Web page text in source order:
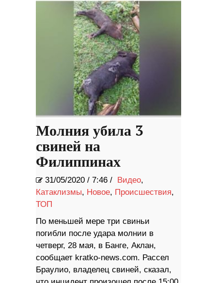
Молния убила 3
свиней на
Филиппинах
31/05/2020 / 7:46 / Видео,
Катаклизмы, Новое, Происшествия,
ТОП
По меньшей мере три свиньи
погибли после удара молнии в
четверг, 28 мая, в Банге, Аклан,
сообщает kratko-news.com. Рассел
Браулио, владелец свиней, сказал,